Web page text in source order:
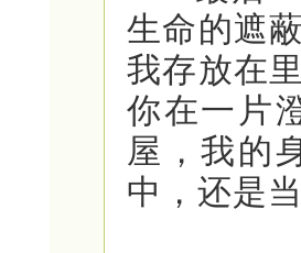
生命的遮
我存放在
你在一片
屋，我的
中，还是